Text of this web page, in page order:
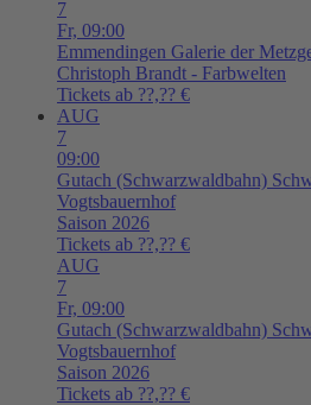
7
Fr, 09:00
Emmendingen Galerie der
Christoph Brandt - Farbwelten
Tickets ab ??,?? €
AUG
7
09:00
Gutach (Schwarzwaldbahn)
Vogtsbauernhof
Saison 2026
Tickets ab ??,?? €
AUG
7
Fr, 09:00
Gutach (Schwarzwaldbahn)
Vogtsbauernhof
Saison 2026
Tickets ab ??,?? €